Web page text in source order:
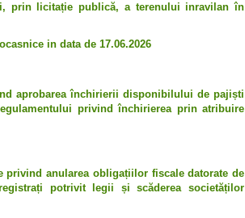
prin licitație publică, a terenului inravilan în
in data de 17.06.2026
aprobarea închirierii disponibilului de pajiști
privind închirierea prin atribuire
privind anularea obligațiilor fiscale datorate de
potrivit legii și scăderea societăților